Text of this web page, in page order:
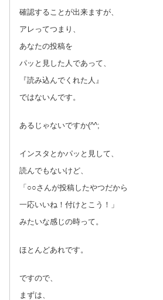
確認することが出来ますが、
アレってつまり、
あなたの投稿を
パッと見した人であって、
『読み込んでくれた人』
ではないんです。
あるじゃないですか(^^;
インスタとかパッと見して、
読んでもないけど、
「○○さんが投稿したやつだから
一応いいね！付けとこう！」
みたいな感じの時って。
ほとんどあれです。
ですので、
まずは、